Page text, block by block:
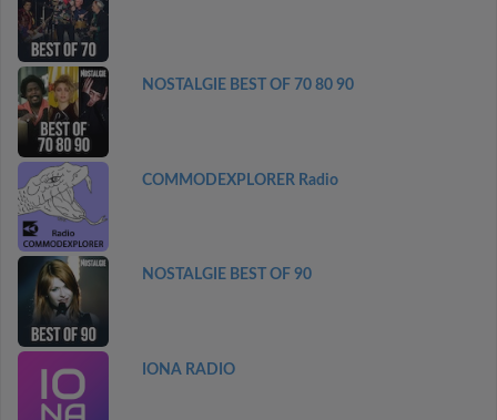
NOSTALGIE BEST OF 70 80 90
COMMODEXPLORER Radio
NOSTALGIE BEST OF 90
IONA RADIO